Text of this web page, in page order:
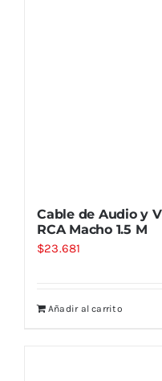
Cable de Audio y
RCA Macho 1.5 M
$23.681
Añadir al carrito